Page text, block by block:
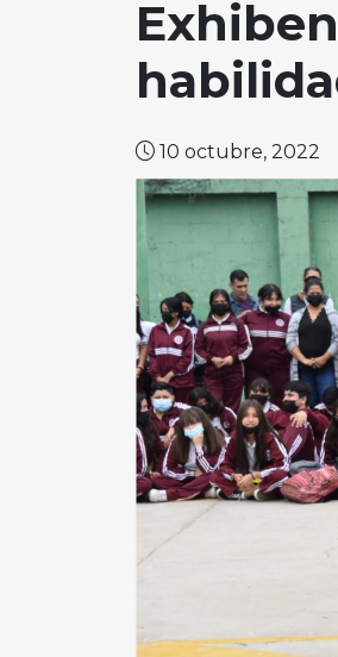
10 octubre, 2022